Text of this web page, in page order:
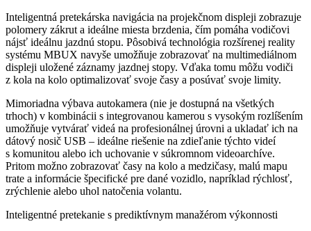
Inteligentná pretekárska navigácia na projekčnom displeji zobrazuje
polomery zákrut a ideálne miesta brzdenia, čím pomáha vodičovi
nájsť ideálnu jazdnú stopu. Pôsobivá technológia rozšírenej reality
systému MBUX navyše umožňuje zobrazovať na multimediálnom
displeji uložené záznamy jazdnej stopy. Vďaka tomu môžu vodiči
z kola na kolo optimalizovať svoje časy a posúvať svoje limity.
Mimoriadna výbava autokamera (nie je dostupná na všetkých
trhoch) v kombinácii s integrovanou kamerou s vysokým rozlíšením
umožňuje vytvárať videá na profesionálnej úrovni a ukladať ich na
dátový nosič USB – ideálne riešenie na zdieľanie týchto videí
s komunitou alebo ich uchovanie v súkromnom videoarchíve.
Pritom možno zobrazovať časy na kolo a medzičasy, malú mapu
trate a informácie špecifické pre dané vozidlo, napríklad rýchlosť,
zrýchlenie alebo uhol natočenia volantu.
Inteligentné pretekanie s prediktívnym manažérom výkonnosti